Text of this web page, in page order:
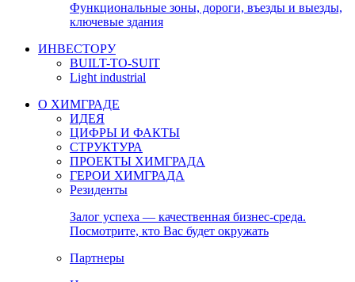
Функциональные зоны, дороги, въезды и выезды,
ключевые здания
ИНВЕСТОРУ
BUILT-TO-SUIT
Light industrial
О ХИМГРАДЕ
ИДЕЯ
ЦИФРЫ И ФАКТЫ
СТРУКТУРА
ПРОЕКТЫ ХИМГРАДА
ГЕРОИ ХИМГРАДА
Резиденты
Залог успеха — качественная бизнес-среда.
Посмотрите, кто Вас будет окружать
Партнеры